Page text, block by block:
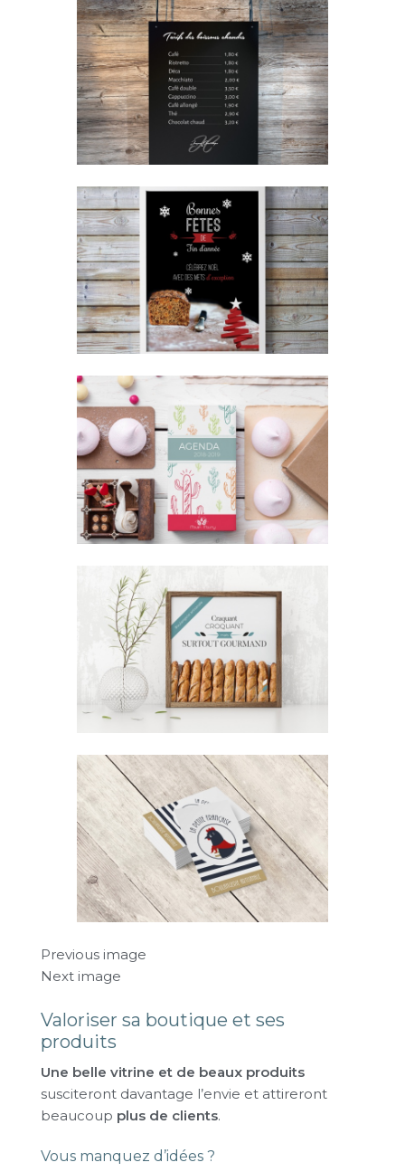
Previous image
Next image
Valoriser sa boutique et ses
produits
Une belle vitrine et de beaux produits
susciteront davantage l’envie et attireront
beaucoup plus de clients.
Vous manquez d’idées ?